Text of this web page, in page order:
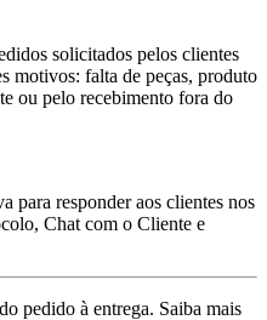
solicitados pelos clientes
motivos: falta de peças, produto
ou pelo recebimento fora do
para responder aos clientes nos
Chat com o Cliente e
pedido à entrega. Saiba mais